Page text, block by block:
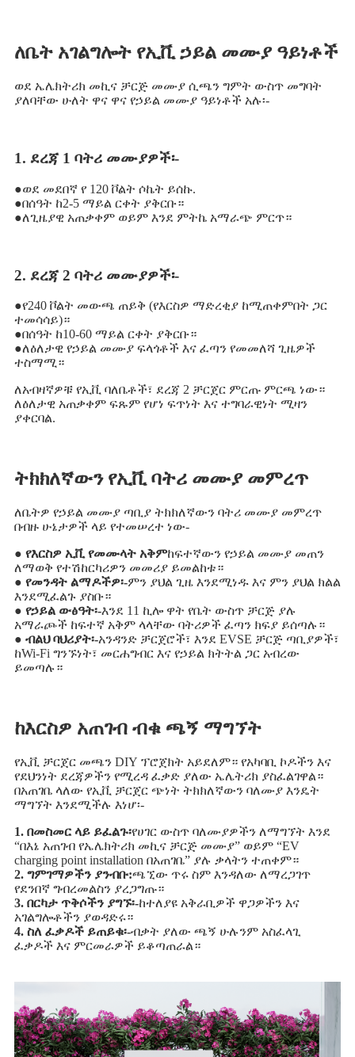
ለቤት አገልግሎት የኢቪ ኃይል መሙያ ዓይነቶች
ወደ ኤሌክትሪክ መኪና ቻርጅ መሙያ ሲጫን ግምት ውስጥ መግባት
ያለባቸው ሁለት ዋና ዋና የኃይል መሙያ ዓይነቶች አሉ፡-
1. ደረጃ 1 ባትሪ መሙያዎች፡-
●ወደ መደበኛ የ 120 ቮልት ሶኬት ይሰኩ.
●በሰዓት ከ2-5 ማይል ርቀት ያቅርቡ።
●ለጊዜያዊ አጠቃቀም ወይም እንደ ምትኬ አማራጭ ምርጥ።
2. ደረጃ 2 ባትሪ መሙያዎች፡-
●የ240 ቮልት መውጫ ጠይቅ (የእርስዎ ማድረቂያ ከሚጠቀምበት ጋር
ተመሳሳይ)።
●በሰዓት ከ10-60 ማይል ርቀት ያቅርቡ።
●ለዕለታዊ የኃይል መሙያ ፍላጎቶች እና ፈጣን የመመለሻ ጊዜዎች
ተስማሚ።
ለአብዛኛዎቹ የኢቪ ባለቤቶች፣ ደረጃ 2 ቻርጀር ምርጡ ምርጫ ነው።
ለዕለታዊ አጠቃቀም ፍጹም የሆነ ፍጥነት እና ተግባራዊነት ሚዛን
ያቀርባል.
ትክክለኛውን የኢቪ ባትሪ መሙያ መምረጥ
ለቤትዎ የኃይል መሙያ ጣቢያ ትክክለኛውን ባትሪ መሙያ መምረጥ
በብዙ ሁኔታዎች ላይ የተመሠረተ ነው-
● የእርስዎ ኢቪ የመሙላት አቅምከፍተኛውን የኃይል መሙያ መጠን
ለማወቅ የተሽከርካሪዎን መመሪያ ይመልከቱ።
● የመንዳት ልማዶችዎ፡-ምን ያህል ጊዜ እንደሚነዱ እና ምን ያህል ክልል
እንደሚፈልጉ ያስቡ።
● የኃይል ውፅዓት፡-እንደ 11 ኪሎ ዋት የቤት ውስጥ ቻርጅ ያሉ
አማራጮች ከፍተኛ አቅም ላላቸው ባትሪዎች ፈጣን ክፍያ ይሰጣሉ።
● ብልህ ባህሪያት፡-አንዳንድ ቻርጀሮች፣ እንደ EVSE ቻርጅ ጣቢያዎች፣
ከWi-Fi ግንኙነት፣ መርሐግብር እና የኃይል ክትትል ጋር አብረው
ይመጣሉ።
ከእርስዎ አጠገብ ብቁ ጫኝ ማግኘት
የኢቪ ቻርጀር መጫን DIY ፕሮጀክት አይደለም። የአካባቢ ኮዶችን እና
የደህንነት ደረጃዎችን የሚረዳ ፈቃድ ያለው ኤሌትሪክ ያስፈልገዋል።
በአጠገቤ ላለው የኢቪ ቻርጀር ጭነት ትክክለኛውን ባለሙያ እንዴት
ማግኘት እንደሚችሉ እነሆ፡-
1. በመስመር ላይ ይፈልጉ፡የሀገር ውስጥ ባለሙያዎችን ለማግኘት እንደ
“በእኔ አጠገብ የኤሌክትሪክ መኪና ቻርጅ መሙያ” ወይም “EV
charging point installation በአጠገቤ” ያሉ ቃላትን ተጠቀም።
2. ግምገማዎችን ያንብቡ:ጫኚው ጥሩ ስም እንዳለው ለማረጋገጥ
የደንበኛ ግብረመልስን ያረጋግጡ።
3. በርካታ ጥቅሶችን ያግኙ፡-ከተለያዩ አቅራቢዎች ዋጋዎችን እና
አገልግሎቶችን ያወዳድሩ።
4. ስለ ፈቃዶች ይጠይቁ፡-ብቃት ያለው ጫኝ ሁሉንም አስፈላጊ
ፈቃዶች እና ምርመራዎች ይቆጣጠራል።